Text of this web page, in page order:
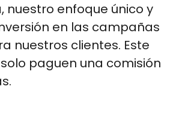
nuestro enfoque único y
en las campañas
nuestros clientes. Este
paguen una comisión